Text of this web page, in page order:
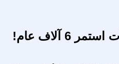
آلاف عام!